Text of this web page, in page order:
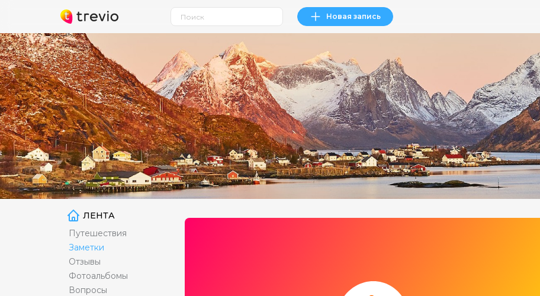
Новая запись
ЛЕНТА
Путешествия
Заметки
Отзывы
Фотоальбомы
Вопросы